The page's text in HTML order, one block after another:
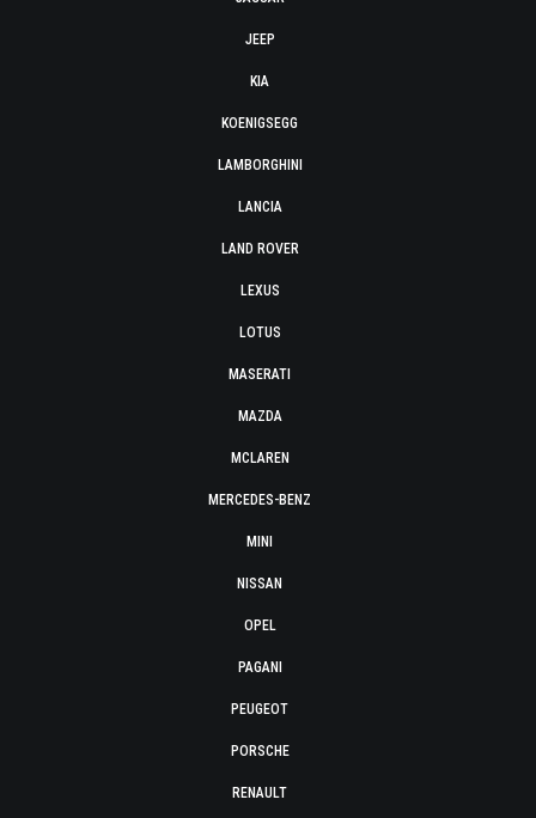
JEEP
KIA
KOENIGSEGG
LAMBORGHINI
LANCIA
LAND ROVER
LEXUS
LOTUS
MASERATI
MAZDA
MCLAREN
MERCEDES-BENZ
MINI
NISSAN
OPEL
PAGANI
PEUGEOT
PORSCHE
RENAULT